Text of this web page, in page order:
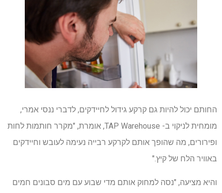
החותם יכול להיות גם קרקע גידול לחיידקים, לדברי ננסי אמרי,
מומחית לניקוי ב- TAP Warehouse, אומרת, "מקרר חותמות לחות
ופירורים, מה שהופך אותם לקרקע רבייה נעימה לעובש וחיידקים
באוויר הלח של קיץ."
והיא מציעה, "נסה למחוק אותם מדי שבוע עם מים סבונים חמים